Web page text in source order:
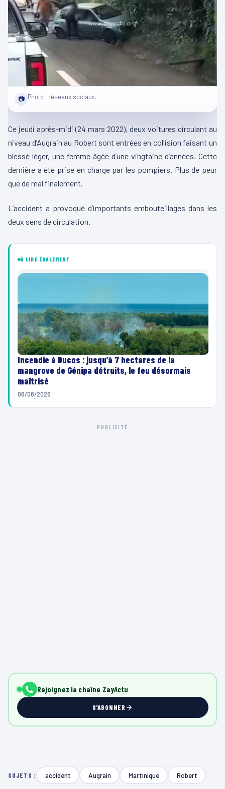
📷 Photo : réseaux sociaux.
Ce jeudi après-midi (24 mars 2022), deux voitures circulant au
niveau d’Augrain au Robert sont entrées en collision faisant un
blessé léger, une femme âgée d’une vingtaine d’années. Cette
dernière a été prise en charge par les pompiers. Plus de peur
que de mal finalement.
L’accident a provoqué d’importants embouteillages dans les
deux sens de circulation.
À LIRE ÉGALEMENT
Incendie à Ducos : jusqu’à 7 hectares de la
mangrove de Génipa détruits, le feu désormais
maîtrisé
06/08/2026
PUBLICITÉ
Rejoignez la chaîne ZayActu
S'ABONNER
SUJETS : accident Augrain Martinique Robert